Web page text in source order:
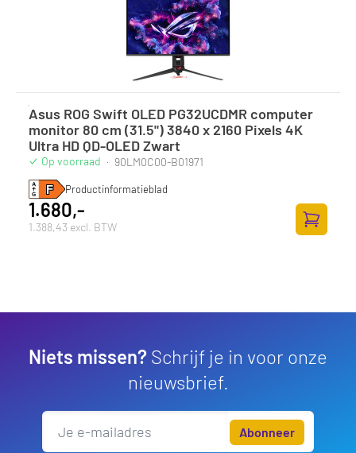
Asus ROG Swift OLED PG32UCDMR computer
monitor 80 cm (31.5") 3840 x 2160 Pixels 4K
Ultra HD QD-OLED Zwart
Op voorraad · 90LM0C00-B01971
Productinformatieblad
1.680,-
1.388,43 excl. BTW
Niets missen? Schrijf je in voor onze
nieuwsbrief.
Abonneer